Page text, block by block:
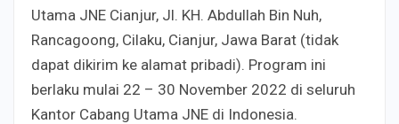
Utama JNE Cianjur, Jl. KH. Abdullah Bin Nuh,
Rancagoong, Cilaku, Cianjur, Jawa Barat (tidak
dapat dikirim ke alamat pribadi). Program ini
berlaku mulai 22 – 30 November 2022 di seluruh
Kantor Cabang Utama JNE di Indonesia.